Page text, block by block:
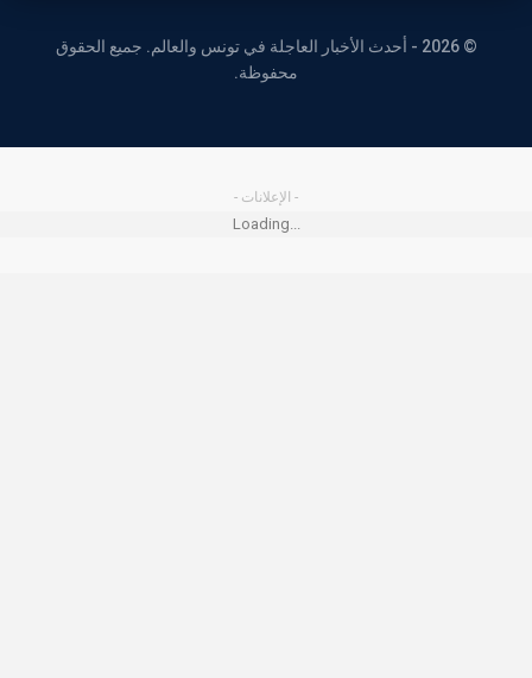
© 2026 - أحدث الأخبار العاجلة في تونس والعالم. جميع الحقوق
محفوظة.
- الإعلانات -
Loading...